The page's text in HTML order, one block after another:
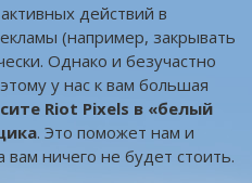
действий в
(например, закрывать
Однако и безучастно
у нас к вам большая
Riot Pixels в «белый
. Это поможет нам и
ничего не будет стоить.